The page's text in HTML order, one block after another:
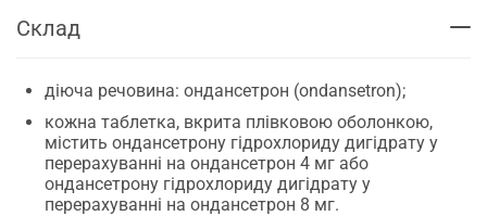
Склад
діюча речовина: ондансетрон (ondansetron);
кожна таблетка, вкрита плівковою оболонкою,
містить ондансетрону гідрохлориду дигідрату у
перерахуванні на ондансетрон 4 мг або
ондансетрону гідрохлориду дигідрату у
перерахуванні на ондансетрон 8 мг.